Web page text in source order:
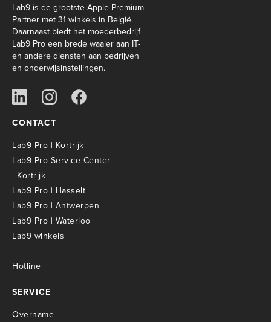
Lab9 is de grootste Apple Premium
Partner met 31 winkels in België.
Daarnaast biedt het moederbedrijf
Lab9 Pro een brede waaier aan IT-
en andere diensten aan bedrijven
en onderwijsinstellingen.
CONTACT
Lab9 Pro | Kortrijk
Lab9 Pro Service Center
| Kortrijk
Lab9 Pro | Hasselt
Lab9 Pro | Antwerpen
Lab9 Pro | Waterloo
Lab9 winkels
Hotline
SERVICE
Overname